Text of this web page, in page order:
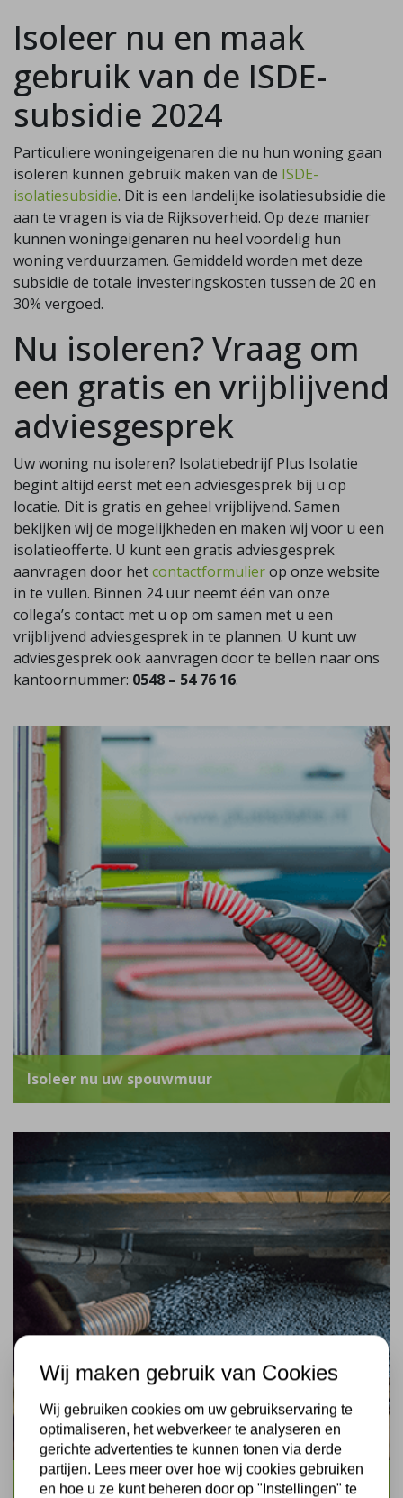
Isoleer nu en maak
gebruik van de ISDE-
subsidie 2024
Particuliere woningeigenaren die nu hun woning gaan
isoleren kunnen gebruik maken van de ISDE-
isolatiesubsidie. Dit is een landelijke isolatiesubsidie die
aan te vragen is via de Rijksoverheid. Op deze manier
kunnen woningeigenaren nu heel voordelig hun
woning verduurzamen. Gemiddeld worden met deze
subsidie de totale investeringskosten tussen de 20 en
30% vergoed.
Nu isoleren? Vraag om
een gratis en vrijblijvend
adviesgesprek
Uw woning nu isoleren? Isolatiebedrijf Plus Isolatie
begint altijd eerst met een adviesgesprek bij u op
locatie. Dit is gratis en geheel vrijblijvend. Samen
bekijken wij de mogelijkheden en maken wij voor u een
isolatieofferte. U kunt een gratis adviesgesprek
aanvragen door hetcontactformulierop onze website
in te vullen. Binnen 24 uur neemt één van onze
collega’s contact met u op om samen met u een
vrijblijvend adviesgesprek in te plannen. U kunt uw
adviesgesprek ook aanvragen door te bellen naar ons
kantoornummer: 0548 – 54 76 16.
Isoleer nu uw spouwmuur
Isoleer nu uw vloer
Wij maken gebruik van Cookies
Wij gebruiken cookies om uw gebruikservaring te
optimaliseren, het webverkeer te analyseren en
gerichte advertenties te kunnen tonen via derde
partijen. Lees meer over hoe wij cookies gebruiken
en hoe u ze kunt beheren door op "Instellingen" te